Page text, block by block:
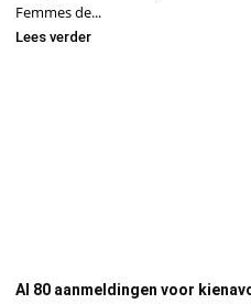
Femmes de...
Lees verder
Al 80 aanmeldingen voor